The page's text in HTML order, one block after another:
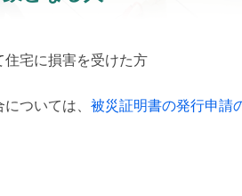
住宅に損害を受けた方
ついては、 被災証明書の発行申請